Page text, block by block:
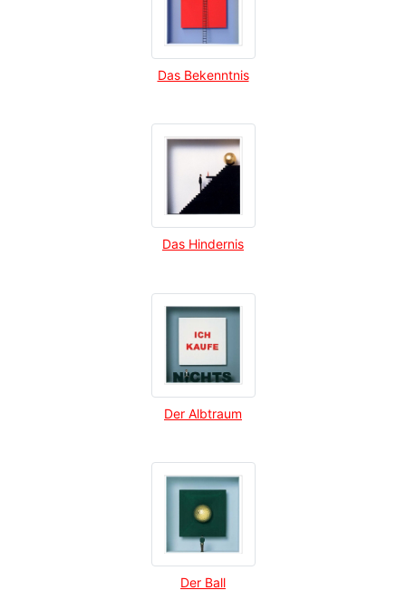
Das Bekenntnis
Das Hindernis
Der Albtraum
Der Ball